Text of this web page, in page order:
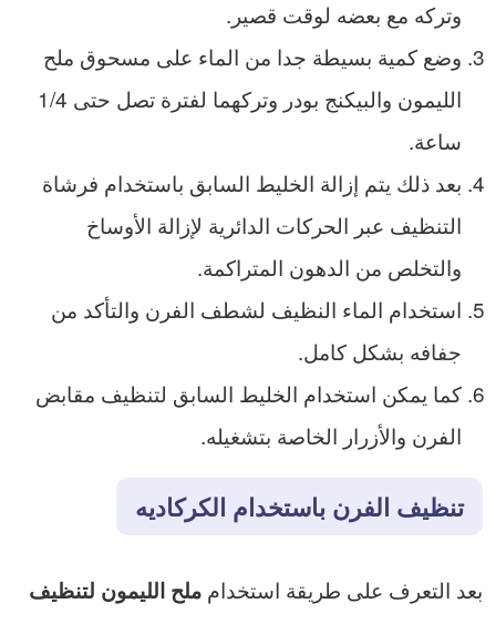
وتركه مع بعضه لوقت قصير.
وضع كمية بسيطة جدا من الماء على مسحوق ملح
الليمون والبيكنج بودر وتركهما لفترة تصل حتى 1/4
ساعة.
بعد ذلك يتم إزالة الخليط السابق باستخدام فرشاة
التنظيف عبر الحركات الدائرية لإزالة الأوساخ
والتخلص من الدهون المتراكمة.
استخدام الماء النظيف لشطف الفرن والتأكد من
جفافه بشكل كامل.
كما يمكن استخدام الخليط السابق لتنظيف مقابض
الفرن والأزرار الخاصة بتشغيله.
تنظيف الفرن باستخدام الكركاديه
بعد التعرف على طريقة استخدام ملح الليمون لتنظيف